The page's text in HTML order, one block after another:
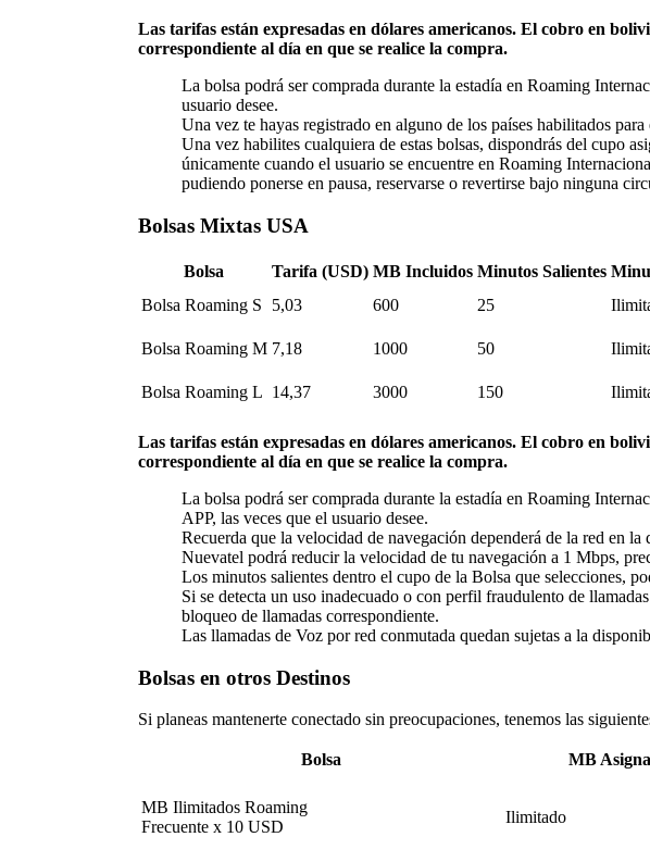
Las tarifas están expresadas en dólares americanos. El cobro en
correspondiente al día en que se realice la compra.
La bolsa podrá ser comprada durante la estadía en Roaming
usuario desee.
Una vez te hayas registrado en alguno de los países habilitados
Una vez habilites cualquiera de estas bolsas, dispondrás del cupo
únicamente cuando el usuario se encuentre en Roaming
pudiendo ponerse en pausa, reservarse o revertirse bajo ninguna
Bolsas Mixtas USA
Bolsa Tarifa (USD) MB Incluidos Minutos Salientes
Bolsa Roaming S
5,03 600 25
Bolsa Roaming M 7,18 1000 50
Bolsa Roaming L 14,37 3000 150
Las tarifas están expresadas en dólares americanos. El cobro en
correspondiente al día en que se realice la compra.
La bolsa podrá ser comprada durante la estadía en Roaming
APP, las veces que el usuario desee.
Recuerda que la velocidad de navegación dependerá de la red en
Nuevatel podrá reducir la velocidad de tu navegación a 1 Mbps,
Los minutos salientes dentro el cupo de la Bolsa que selecciones,
Si se detecta un uso inadecuado o con perfil fraudulento de
bloqueo de llamadas correspondiente.
Las llamadas de Voz por red conmutada quedan sujetas a la
Bolsas en otros Destinos
Si planeas mantenerte conectado sin preocupaciones, tenemos las
Bolsa MB
MB Ilimitados Roaming
Frecuente x 10 USD
Ilimitado